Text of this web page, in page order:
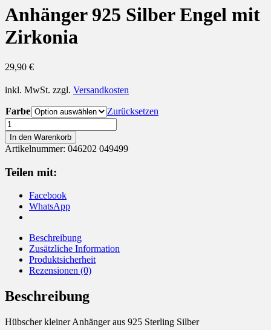
Anhänger 925 Silber Engel mit
Zirkonia
29,90 €
inkl. MwSt. zzgl. Versandkosten
Farbe
Zurücksetzen
Anhänger
925
Silber
Engel
mit
Zirkonia
In den Warenkorb
Artikelnummer: 046202 049499
Teilen mit:
Facebook
WhatsApp
Beschreibung
Zusätzliche Information
Produktsicherheit
Rezensionen (0)
Beschreibung
Hübscher kleiner Anhänger aus 925 Sterling Silber